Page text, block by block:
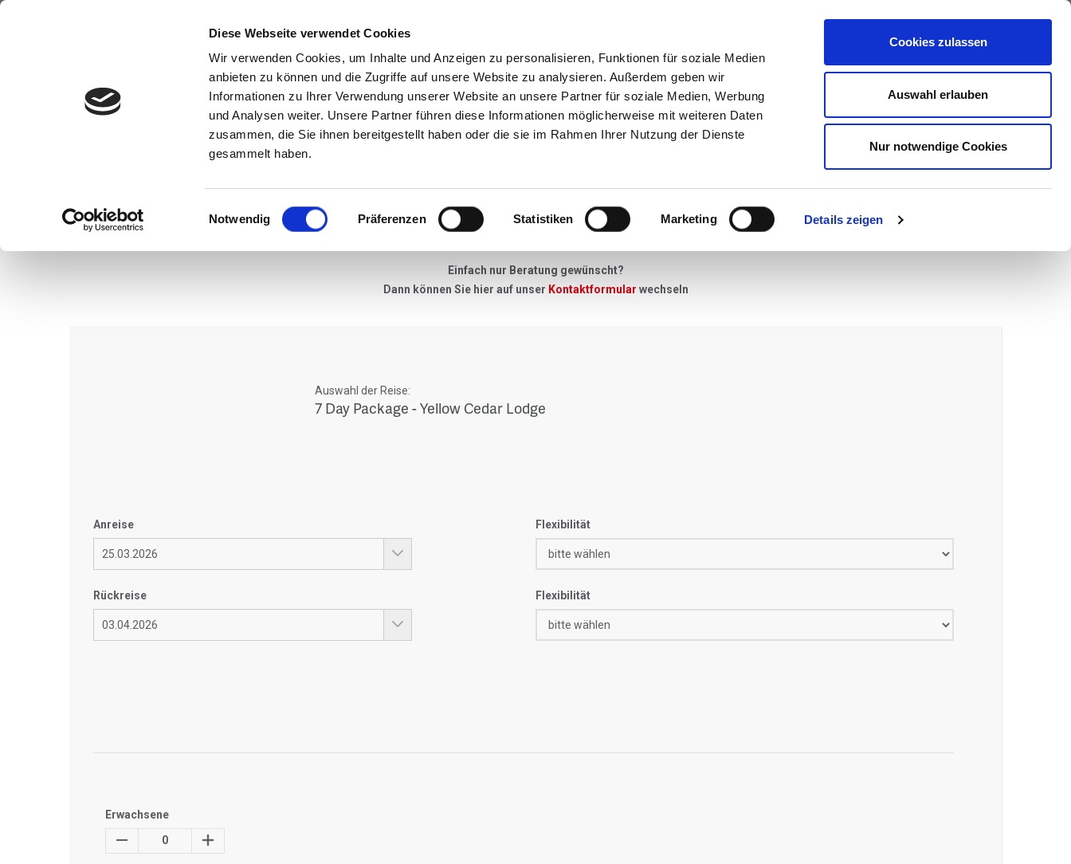
Diese Webseite verwendet Cookies
Wir verwenden Cookies, um Inhalte und Anzeigen zu personalisieren, Funktionen für soziale Medien
anbieten zu können und die Zugriffe auf unsere Website zu analysieren. Außerdem geben wir
Informationen zu Ihrer Verwendung unserer Website an unsere Partner für soziale Medien, Werbung
und Analysen weiter. Unsere Partner führen diese Informationen möglicherweise mit weiteren Daten
zusammen, die Sie ihnen bereitgestellt haben oder die sie im Rahmen Ihrer Nutzung der Dienste
gesammelt haben.
Einwilligungsauswahl
Notwendig Präferenzen Statistiken Marketing Details zeigen
Cookies zulassen
Auswahl erlauben
Nur notwendige Cookies
Anfragen
Neues Angebot
Wenn Sie konkrete Vorstellungen zu Ihrer Skireise haben - einfach unser Anfrageformular ausfüllen, wir melden uns umgehend bei Ihnen.
Einfach nur Beratung gewünscht?
Dann können Sie hier auf unser Kontaktformular wechseln
Auswahl der Reise:
7 Day Package - Yellow Cedar Lodge
Anreise Flexibilität
Rückreise Flexibilität
Erwachsene
0